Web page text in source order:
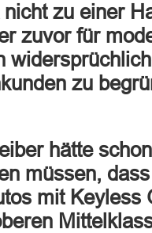
nicht zu einer
zuvor für
zu
hätte
müssen,
mit Keyless